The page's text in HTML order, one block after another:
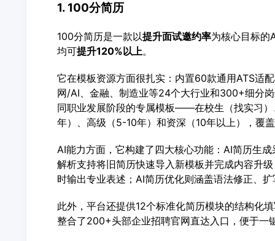
1. 100分简历
100分简历是一款以提升面试邀约率为核心目标的
均可提升120%以上。
它在模板资源方面很扎实：内置60款通用ATS适
网/AI、金融、制造业等24个大行业和300+细分
同职业发展阶段的专属模板——在校生（找实习
年）、高级（5-10年）和资深（10年以上），覆
AI能力方面，它构建了四大核心功能：AI简历生
解析支持将旧简历快速导入新模板并完成内容升
时输出专业表述；AI简历优化则涵盖语法修正、
此外，平台还提供12个标准化简历模块的结构化
整合了200+头部企业招聘官网直达入口，便于一